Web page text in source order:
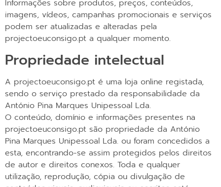
Informações sobre produtos, preços, conteúdos,
imagens, vídeos, campanhas promocionais e serviços
podem ser atualizadas e alteradas pela
projectoeuconsigo.pt a qualquer momento.
Propriedade intelectual
A projectoeuconsigo.pt é uma loja online registada,
sendo o serviço prestado da responsabilidade da
António Pina Marques Unipessoal Lda.
O conteúdo, domínio e informações presentes na
projectoeuconsigo.pt são propriedade da António
Pina Marques Unipessoal Lda. ou foram concedidos a
esta, encontrando-se assim protegidos pelos direitos
de autor e direitos conexos. Toda e qualquer
utilização, reprodução, cópia ou divulgação de